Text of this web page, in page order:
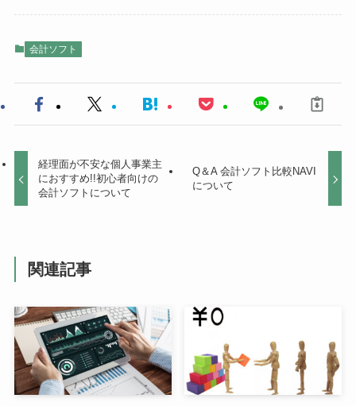
会計ソフト
経理面が不安な個人事業主
におすすめ!!初心者向けの
会計ソフトについて
Q＆A 会計ソフト比較NAVI
について
関連記事